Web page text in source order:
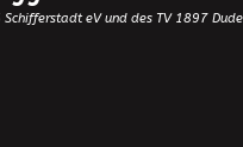
eV und des TV 1897